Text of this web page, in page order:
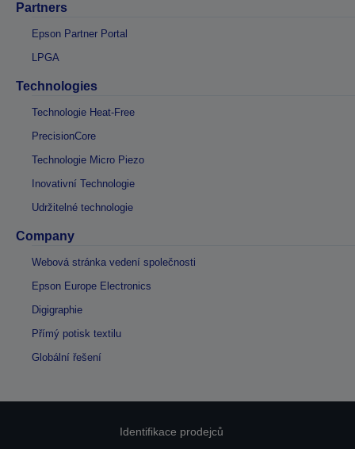
Partners
Epson Partner Portal
LPGA
Technologies
Technologie Heat-Free
PrecisionCore
Technologie Micro Piezo
Inovativní Technologie
Udržitelné technologie
Company
Webová stránka vedení společnosti
Epson Europe Electronics
Digigraphie
Přímý potisk textilu
Globální řešení
Identifikace prodejců